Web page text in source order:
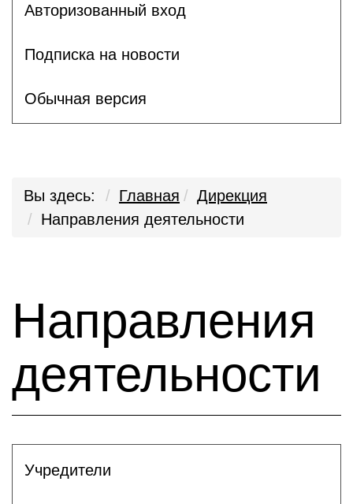
Авторизованный вход
Подписка на новости
Обычная версия
Вы здесь: Главная
Дирекция
Направления деятельности
Направления
деятельности
Учредители